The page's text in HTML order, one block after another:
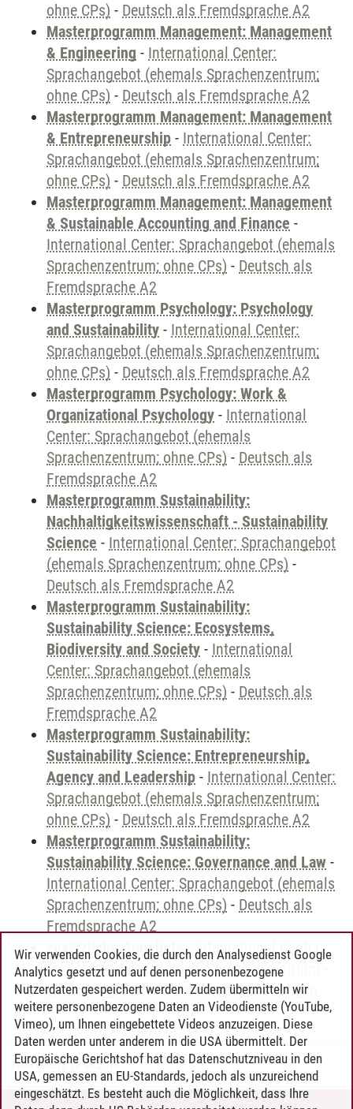
ohne CPs) - Deutsch als Fremdsprache A2
Masterprogramm Management: Management
& Engineering - International Center:
Sprachangebot (ehemals Sprachenzentrum;
ohne CPs) - Deutsch als Fremdsprache A2
Masterprogramm Management: Management
& Entrepreneurship - International Center:
Sprachangebot (ehemals Sprachenzentrum;
ohne CPs) - Deutsch als Fremdsprache A2
Masterprogramm Management: Management
& Sustainable Accounting and Finance -
International Center: Sprachangebot (ehemals
Sprachenzentrum; ohne CPs) - Deutsch als
Fremdsprache A2
Masterprogramm Psychology: Psychology
and Sustainability - International Center:
Sprachangebot (ehemals Sprachenzentrum;
ohne CPs) - Deutsch als Fremdsprache A2
Masterprogramm Psychology: Work &
Organizational Psychology - International
Center: Sprachangebot (ehemals
Sprachenzentrum; ohne CPs) - Deutsch als
Fremdsprache A2
Masterprogramm Sustainability:
Nachhaltigkeitswissenschaft - Sustainability
Science - International Center: Sprachangebot
(ehemals Sprachenzentrum; ohne CPs) -
Deutsch als Fremdsprache A2
Masterprogramm Sustainability:
Sustainability Science: Ecosystems,
Biodiversity and Society - International
Center: Sprachangebot (ehemals
Sprachenzentrum; ohne CPs) - Deutsch als
Fremdsprache A2
Masterprogramm Sustainability:
Sustainability Science: Entrepreneurship,
Agency and Leadership - International Center:
Sprachangebot (ehemals Sprachenzentrum;
ohne CPs) - Deutsch als Fremdsprache A2
Masterprogramm Sustainability:
Sustainability Science: Governance and Law -
International Center: Sprachangebot (ehemals
Sprachenzentrum; ohne CPs) - Deutsch als
Fremdsprache A2
zusätzliche Angebote- International Center:
Sprachangebot (ehemals Sprachenzentrum)
Sprachangebot und Sonderveranstaltungen
Timo Leder/30.06.2024
Wir verwenden Cookies, die durch den Analysedienst Google
Analytics gesetzt und auf denen personenbezogene
Nutzerdaten gespeichert werden. Zudem übermitteln wir
weitere personenbezogene Daten an Videodienste (YouTube,
Vimeo), um Ihnen eingebettete Videos anzuzeigen. Diese
Daten werden unter anderem in die USA übermittelt. Der
Europäische Gerichtshof hat das Datenschutzniveau in den
USA, gemessen an EU-Standards, jedoch als unzureichend
eingeschätzt. Es besteht auch die Möglichkeit, dass Ihre